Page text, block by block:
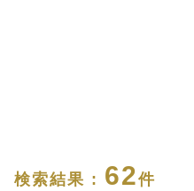
検索結果 : 62件